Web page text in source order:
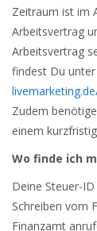
Zeitraum ist im
Arbeitsvertrag
Arbeitsvertrag
findest Du
Zudem
einem
Wo finde ich
Deine Steuer-
Schreiben vom
Finanzamt